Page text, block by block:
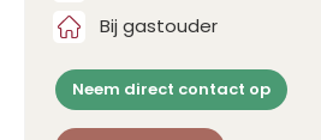
Bij gastouder
Neem direct contact op